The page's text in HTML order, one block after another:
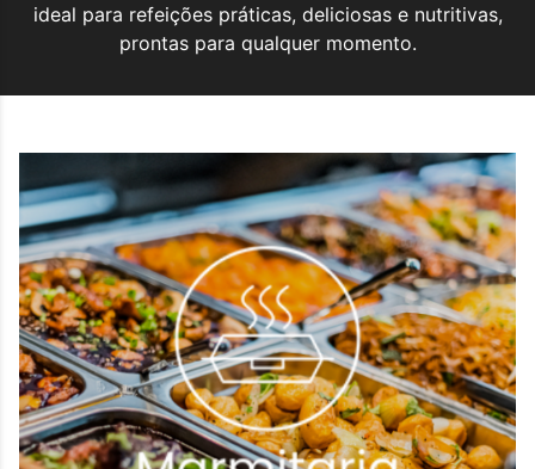
ideal para refeições práticas, deliciosas e nutritivas,
prontas para qualquer momento.